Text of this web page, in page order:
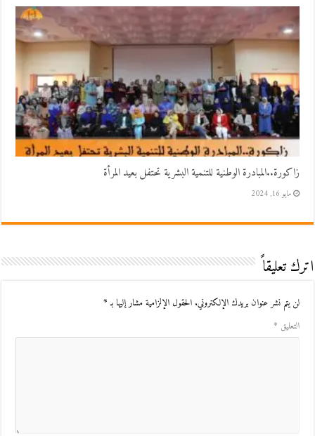
زاكورة..المبادرة الوطنية للتنمية البشرية تحتفل بعيد المرأة
مايو 16, 2024
اترك تعليقاً
لن يتم نشر عنوان بريدك الإلكتروني. الحقول الإلزامية مشار إليها بـ*
التعليق *